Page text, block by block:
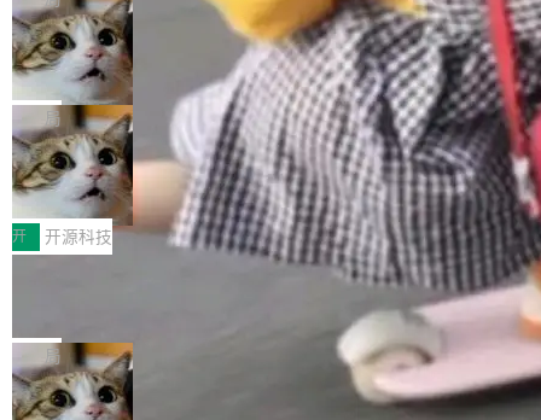
现实 过去两年，CIO们的焦虑清单上多了两项：
一是如何让大模型和智能体应用安全地从PoC走
向生产，二是如何让测试团队跟得上AI应用...
设置，如果用布尔值 + 可空字段来表示——bool
ean 表示是否可切换，nullable 的默认模式、浅
色方案、深色方案——会产生大量无意义的组
合。方案缺了、配置冲突了、全 null 了。要知道
哪些组合有效，作者说，你得靠"文档、校验、或
者部落知识"。 换个写法。Rust 的 enum，两个
变体：Switchable...
个"AI 知识库 + 聊天机器人"——每个大厂都在
做，没什么新鲜的。 但 Kenton Varda 在 Twitte
r 上把事情说清楚了： 今天我们发布了 Cloudfla
re OS，一个带连接器的聊天机器人，跟其他所
有科技公司做的一样。只不过，实际上它不一
样。这是 Sandstorm.io 的重制版，我十年前的
那个创业公司。不同的是，这次它构建在 Cloudf
lare Workers 上——我花了九年时间搭建的平台
——并且深度集成了 AI。这基本上是我十年秘密
Deno 团队开源 Celld，可自托管的分
布式 Durable Objects
Ryan Dahl 领导的 Deno 团队推出了最新开源项
目 Celld，一个能在自己机器上运行 Cloudflare
Workers 和 Durable Objects 的守护进程。 设
计思路很直接：每个对象是一个独立的 SQLite
数据库，按名称寻址，复制到你自己的 S3 兼容
存储库里。节点之间只通过这个存储库协调——
没有控制平面，没有共识协议。每个对象自带一
个小型数据库，应用天然按分片构建，单个数据
库的竞争和爆炸半径问题在设计层面就被消除
了。 闲置的 cell 会休眠到几乎不占资源。当 cel
l 迁移或唤醒时，新宿主从 S3 恢复 SQLite 数据
库继续执行。存储库是持久化的唯一真相...
局
鲁大师7月新机性能/流畅/AI榜：vivo夺
性能、流畅双第一，三星Galaxy Z系列
新折叠缺席
2026年7月的手机市场，由于存储等硬件成本暴
增，手机厂商的日子也不好过啊，新机速度明显
放缓，因此硝烟味淡了许多。新机参数规格除开
高价的三星折叠（三星Galaxy Z Fold8 Ultra / Z
Fold8 / Z Flip8）外，其余要么是中低端机器，
例如iQOO Z11i、REDMI Note 17、REDMI No
te 17 Pro、OPPO K15，要么是vivo X300 E这
样的次旗舰。 Galaxy Z Fold8 Ultra / Z Fold8 /
开 开源科技
Zed 编辑器团队发布了新项目——DeltaDB，一
个在 git commit 之间记录每一次编辑操作的版
本控制系统。目前处于 Early Access 阶段。 De
ltaDB 的核心思路直接写在 landing page 最显
局
SpaceXAI 单季资本开支达 183 亿美元